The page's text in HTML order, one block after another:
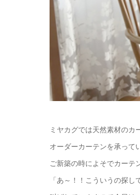
ミヤカグでは天然素材のカ
オーダーカーテンを承って
ご新築の時によそでカーテ
「あ～！！こういうの探